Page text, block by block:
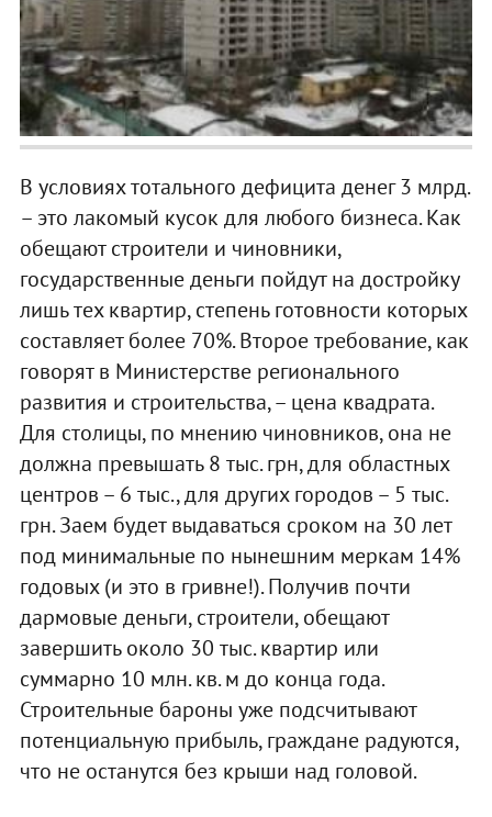
В условиях тотального дефицита денег 3 млрд.
– это лакомый кусок для любого бизнеса. Как
обещают строители и чиновники,
государственные деньги пойдут на достройку
лишь тех квартир, степень готовности которых
составляет более 70%. Второе требование, как
говорят в Министерстве регионального
развития и строительства, – цена квадрата.
Для столицы, по мнению чиновников, она не
должна превышать 8 тыс. грн, для областных
центров – 6 тыс., для других городов – 5 тыс.
грн. Заем будет выдаваться сроком на 30 лет
под минимальные по нынешним меркам 14%
годовых (и это в гривне!). Получив почти
дармовые деньги, строители, обещают
завершить около 30 тыс. квартир или
суммарно 10 млн. кв. м до конца года.
Строительные бароны уже подсчитывают
потенциальную прибыль, граждане радуются,
что не останутся без крыши над головой.